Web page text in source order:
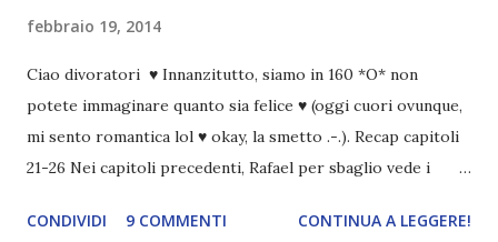
febbraio 19, 2014
Ciao divoratori ♥ Innanzitutto, siamo in 160 *O* non
potete immaginare quanto sia felice ♥ (oggi cuori ovunque,
mi sento romantica lol ♥ okay, la smetto .-.). Recap capitoli
21-26 Nei capitoli precedenti, Rafael per sbaglio vede i
incontrano e Hesediel mostra loro come combattere i puri.
CONDIVIDI 9 COMMENTI CONTINUA A LEGGERE!